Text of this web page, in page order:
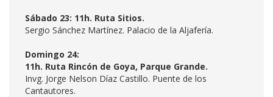
Sábado 23: 11h. Ruta Sitios.
Sergio Sánchez Martínez. Palacio de la Aljafería.
Domingo 24:
11h. Ruta Rincón de Goya, Parque Grande.
Invg. Jorge Nelson Díaz Castillo. Puente de los
Cantautores.